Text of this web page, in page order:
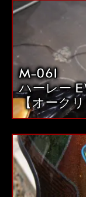
M-061
ハーレー
【オーク